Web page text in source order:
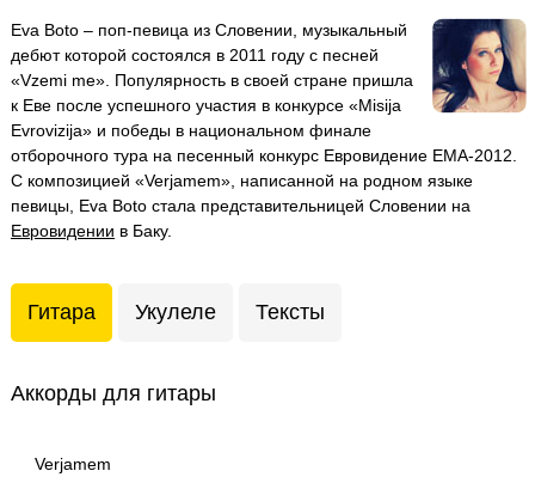
Eva Boto – поп-певица из Словении, музыкальный
дебют которой состоялся в 2011 году с песней
«Vzemi me». Популярность в своей стране пришла
к Еве после успешного участия в конкурсе «Misija
Evrovizija» и победы в национальном финале
отборочного тура на песенный конкурс Евровидение EMA-2012.
С композицией «Verjamem», написанной на родном языке
певицы, Eva Boto стала представительницей Словении на
Евровидении в Баку.
Гитара Укулеле Тексты
Аккорды для гитары
Verjamem